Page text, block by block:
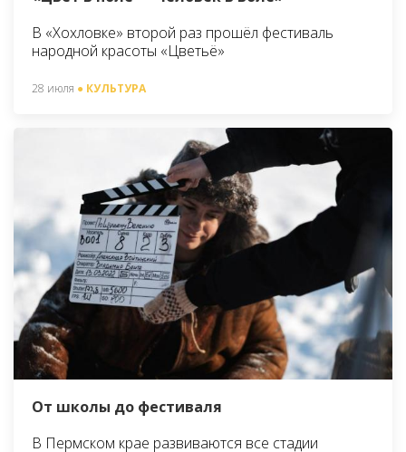
В «Хохловке» второй раз прошёл фестиваль
народной красоты «Цветьё»
28 июля ● КУЛЬТУРА
От школы до фестиваля
В Пермском крае развиваются все стадии